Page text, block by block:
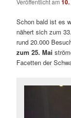
Schon bald ist es
nähert sich zum
rund 20.000
zum 25. Mai
Facetten der